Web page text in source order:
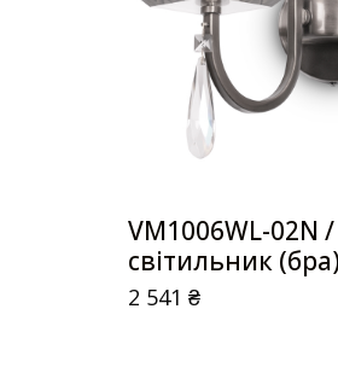
VM1006WL-02N
світильник
2 541₴